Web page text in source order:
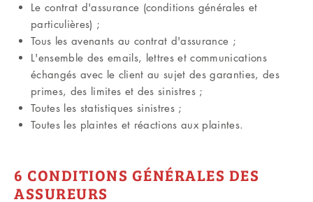
Le contrat d'assurance (conditions générales et
particulières) ;
Tous les avenants au contrat d'assurance ;
L'ensemble des emails, lettres et communications
échangés avec le client au sujet des garanties, des
primes, des limites et des sinistres ;
Toutes les statistiques sinistres ;
Toutes les plaintes et réactions aux plaintes.
6 CONDITIONS GÉNÉRALES DES
ASSUREURS